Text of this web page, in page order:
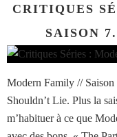
CRITIQUES
SAISON
Modern Family //
Shouldn’t Lie. Plus la
m’habituer à ce que